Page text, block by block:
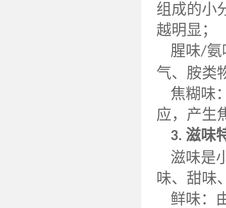
组成的小
越明显；
腥味/氨
气、胺类
焦糊味
应，产生
3. 滋味
滋味是
味、甜味
鲜味：